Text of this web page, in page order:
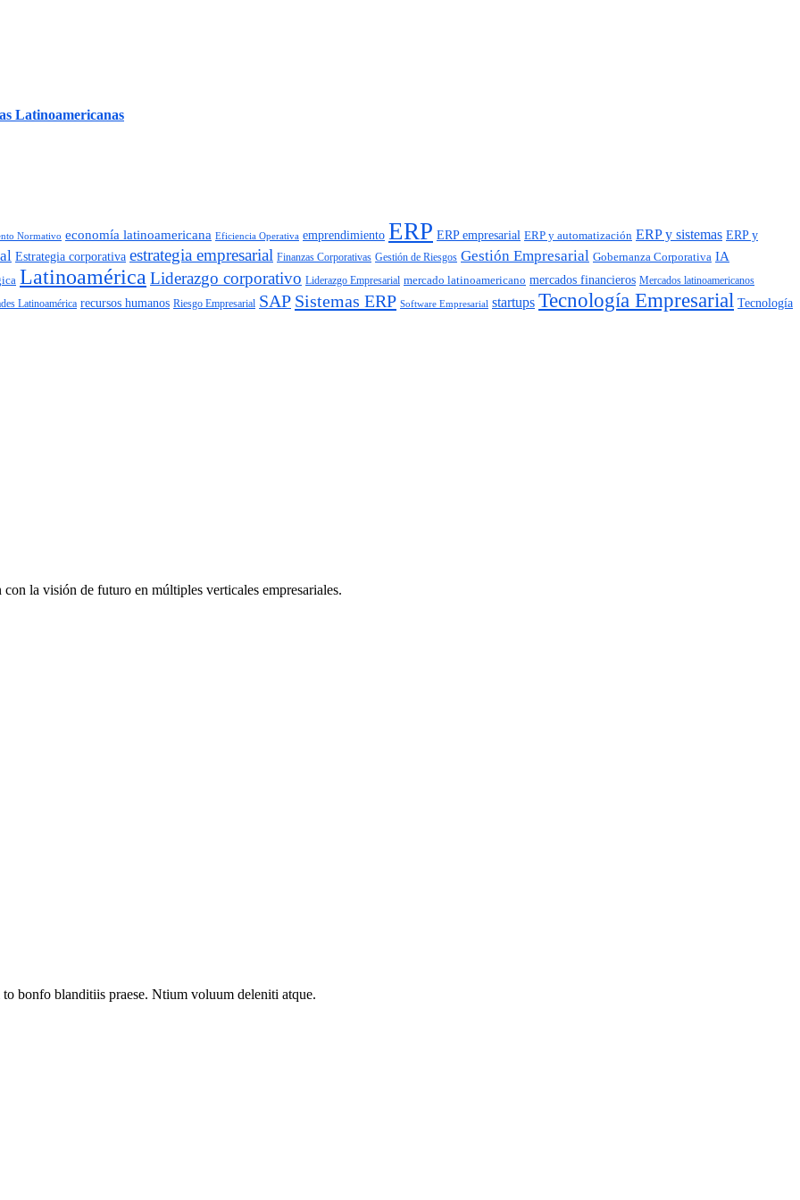
Latinoamericanas
Normativo economía latinoamericana Eficiencia Operativa emprendimiento ERP ERP empresarial ERP y automatización ERP y sistemas ERP y
Estrategia corporativa estrategia empresarial Finanzas Corporativas Gestión de Riesgos Gestión Empresarial Gobernanza Corporativa IA
LatinoaméricaLiderazgo corporativo Liderazgo Empresarial mercado latinoamericano mercados financieros Mercados latinoamericanos
Latinoamérica recursos humanos Riesgo Empresarial SAP Sistemas ERP Software Empresarial startups Tecnología Empresarial Tecnología
la visión de futuro en múltiples verticales empresariales.
bonfo blanditiis praese. Ntium voluum deleniti atque.